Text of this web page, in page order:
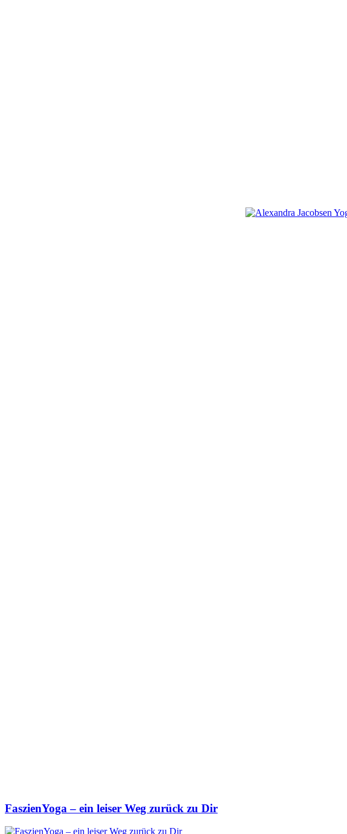
FaszienYoga – ein leiser Weg zurück zu Dir